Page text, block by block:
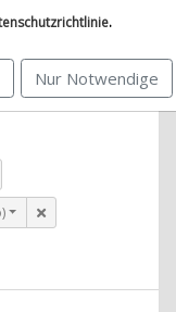
.
Nur Notwendige